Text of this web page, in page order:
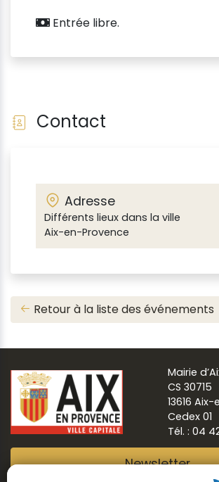
Entrée libre.
Contact
Adresse
Différents lieux dans la ville
Aix-en-Provence
Retour à la liste des événements
Mairie
CS 30715
13616
Cedex 01
Tél. : 04
Newsletter